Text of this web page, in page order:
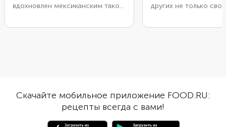
вдохновлен мексиканским тако в
приготовлен в менее
обжарьте и приправьте
освежающим соусом сальса из
арбуза, авокадо и огурца. А
вместо лепешек возьмите
других не только
подачей. По центру
называется
Солите и
ингредиенты уже
столом, чтобы салат
Скачайте мобильное приложение FOOD.RU:
рецепты всегда с вами!